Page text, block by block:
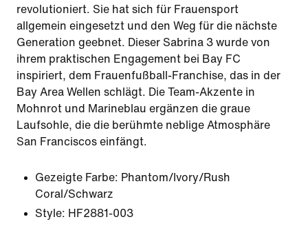
revolutioniert. Sie hat sich für Frauensport
allgemein eingesetzt und den Weg für die nächste
Generation geebnet. Dieser Sabrina 3 wurde von
ihrem praktischen Engagement bei Bay FC
inspiriert, dem Frauenfußball-Franchise, das in der
Bay Area Wellen schlägt. Die Team-Akzente in
Mohnrot und Marineblau ergänzen die graue
Laufsohle, die die berühmte neblige Atmosphäre
San Franciscos einfängt.
Gezeigte Farbe: Phantom/Ivory/Rush
Coral/Schwarz
Style: HF2881-003